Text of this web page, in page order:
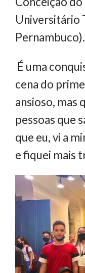
Universitário
Pernambuco).
É uma
cena do
ansioso, mas
pessoas que
que eu, vi a
e fiquei mais